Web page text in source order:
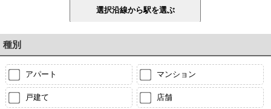
種別
アパート マンション
戸建て 店舗